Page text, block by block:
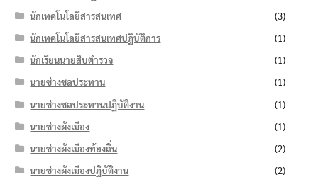
นักเทคโนโลยีสารสนเทศ
(3)
นักเทคโนโลยีสารสนเทศปฏิบัติการ
(1)
นักเรียนนายสิบตำรวจ
(1)
นายช่างชลประทาน
(1)
นายช่างชลประทานปฏิบัติงาน
(1)
นายช่างผังเมือง
(1)
นายช่างผังเมืองท้องถิ่น
(2)
นายช่างผังเมืองปฏิบัติงาน
(2)